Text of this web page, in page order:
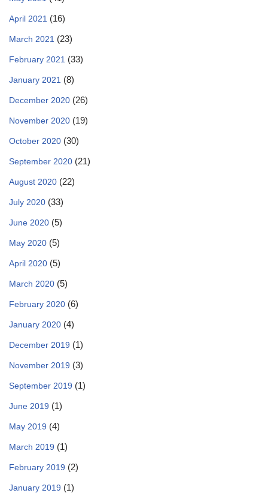
April 2021 (16)
March 2021 (23)
February 2021 (33)
January 2021 (8)
December 2020 (26)
November 2020 (19)
October 2020 (30)
September 2020 (21)
August 2020 (22)
July 2020 (33)
June 2020 (5)
May 2020 (5)
April 2020 (5)
March 2020 (5)
February 2020 (6)
January 2020 (4)
December 2019 (1)
November 2019 (3)
September 2019 (1)
June 2019 (1)
May 2019 (4)
March 2019 (1)
February 2019 (2)
January 2019 (1)